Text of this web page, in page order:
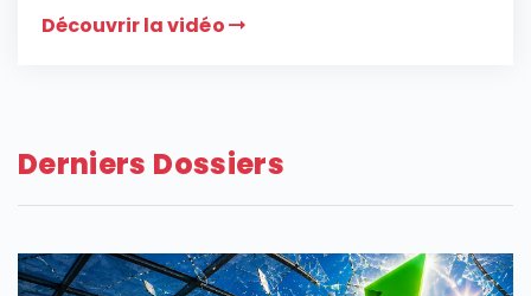
Découvrir la vidéo
Derniers Dossiers